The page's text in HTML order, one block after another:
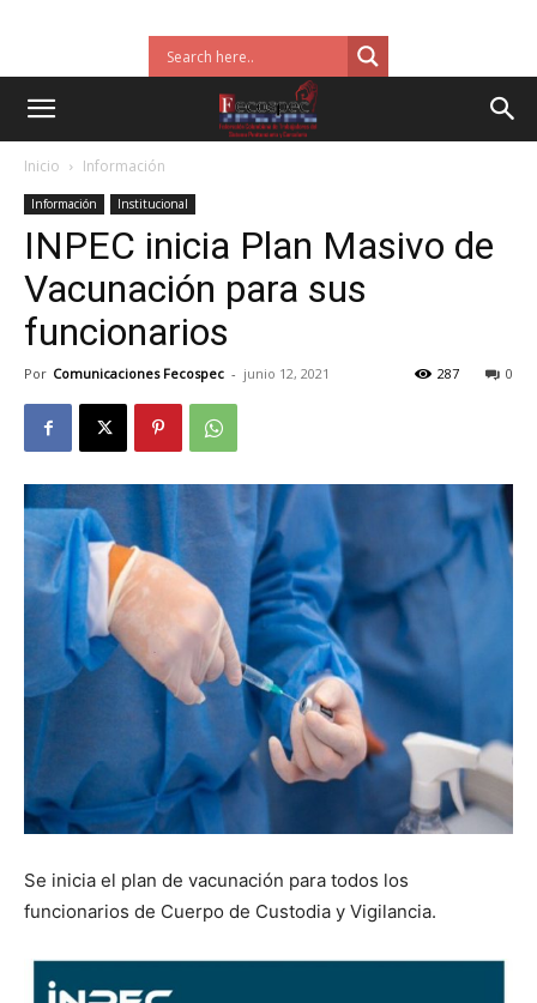
Inicio Información
Información Institucional
INPEC inicia Plan Masivo de
Vacunación para sus
funcionarios
Por Comunicaciones Fecospec - junio 12, 2021 0
287
Se inicia el plan de vacunación para todos los
funcionarios de Cuerpo de Custodia y Vigilancia.